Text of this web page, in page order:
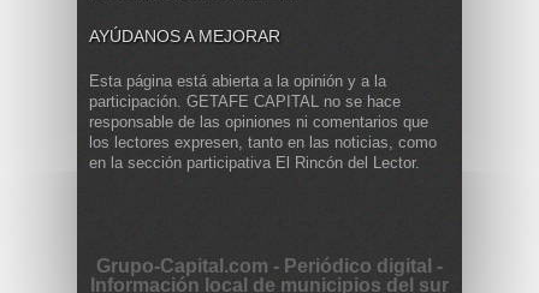
AYÚDANOS A MEJORAR
Esta página está abierta a la opinión y a la
participación. GETAFE CAPITAL no se hace
responsable de las opiniones ni comentarios que
los lectores expresen, tanto en las noticias, como
en la sección participativa El Rincón del Lector.
Grupo-Capital.com - Periódico digital -
Información local de municipios del sur